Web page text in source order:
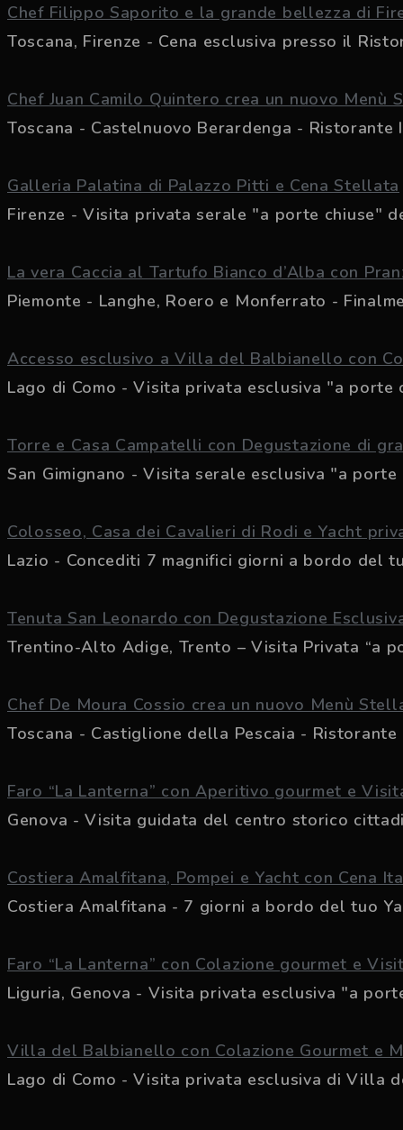
Chef Filippo Saporito e la grande bellezza di
Toscana, Firenze - Cena esclusiva presso il
Chef Juan Camilo Quintero crea un nuovo Menù
Toscana - Castelnuovo Berardenga - Ristorante
Galleria Palatina di Palazzo Pitti e Cena Stellata
Firenze - Visita privata serale "a porte chiuse"
La vera Caccia al Tartufo Bianco d’Alba con
Piemonte - Langhe, Roero e Monferrato -
Accesso esclusivo a Villa del Balbianello con
Lago di Como - Visita privata esclusiva "a porte
Torre e Casa Campatelli con Degustazione di
San Gimignano - Visita serale esclusiva "a porte
Colosseo, Casa dei Cavalieri di Rodi e Yacht
Lazio - Concediti 7 magnifici giorni a bordo del
Tenuta San Leonardo con Degustazione
Trentino-Alto Adige, Trento – Visita Privata “a
Chef De Moura Cossio crea un nuovo Menù
Toscana - Castiglione della Pescaia - Ristorante
Faro “La Lanterna” con Aperitivo gourmet e
Genova - Visita guidata del centro storico
Costiera Amalfitana, Pompei e Yacht con Cena
Costiera Amalfitana - 7 giorni a bordo del tuo
Faro “La Lanterna” con Colazione gourmet e
Liguria, Genova - Visita privata esclusiva "a
Villa del Balbianello con Colazione Gourmet e
Lago di Como - Visita privata esclusiva di Villa